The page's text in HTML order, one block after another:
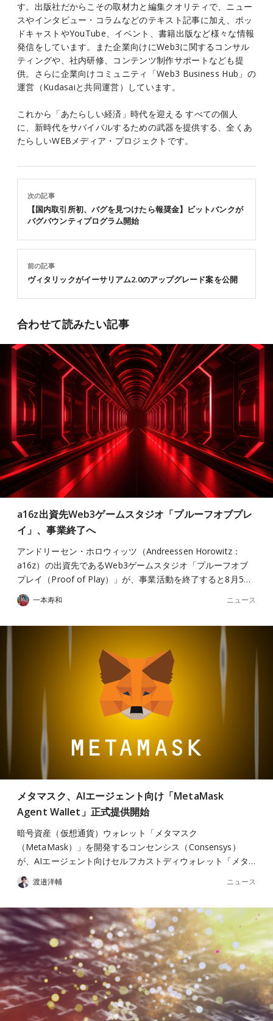
す。出版社だからこその取材力と編集クオリティで、ニュー
スやインタビュー・コラムなどのテキスト記事に加え、ポッ
ドキャストやYouTube、イベント、書籍出版など様々な情報
発信をしています。また企業向けにWeb3に関するコンサル
ティングや、社内研修、コンテンツ制作サポートなども提
供。さらに企業向けコミュニティ「Web3 Business Hub」の
運営（Kudasaiと共同運営）しています。
これから「あたらしい経済」時代を迎える すべての個人
に、新時代をサバイバルするための武器を提供する、全くあ
たらしいWEBメディア・プロジェクトです。
前の記事
ヴィタリックがイーサリアム2.0のアップグレード案を公開
次の記事
【国内取引所初、バグを見つけたら報奨金】ビットバンクが
バグバウンティプログラム開始
合わせて読みたい記事
a16z出資先Web3ゲームスタジオ「プルーフオブプレ
イ」、事業終了へ
アンドリーセン・ホロウィッツ（Andreessen Horowitz：
a16z）の出資先であるWeb3ゲームスタジオ「プルーフオブ
プレイ（Proof of Play）」が、事業活動を終了すると8月5…
一本寿和 ニュース
メタマスク、AIエージェント向け「MetaMask
Agent Wallet」正式提供開始
暗号資産（仮想通貨）ウォレット「メタマスク
（MetaMask）」を開発するコンセンシス（Consensys）
が、AIエージェント向けセルフカストディウォレット「メタ…
渡邉洋輔 ニュース